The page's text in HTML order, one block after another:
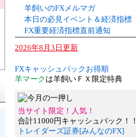
羊飼いのFXメルマガ
本日の必見イベント＆経済指標
FX重要経済指標直前通知
2026年8月3日更新
FXキャッシュバックお得順
羊マーク は羊飼いＦＸ限定特典
当サイト限定！人気！
合計11000円キャッシュバック！！
トレイダーズ証券[みんなのFX]